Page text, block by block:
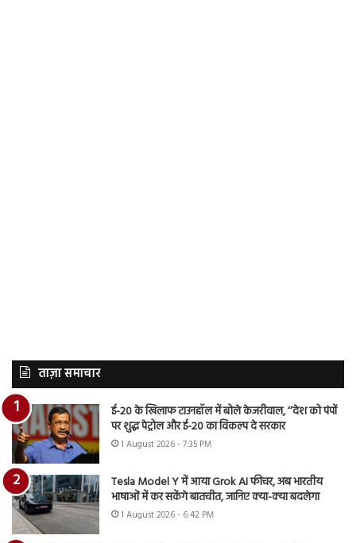
ताज़ा समाचार
ई-20 के खिलाफ टाउनहॉल में बोले केजरीवाल, ‘‘देश को पंपों
पर शुद्ध पेट्रोल और ई-20 का विकल्प दे सरकार
1 August 2026 - 7:35 PM
Tesla Model Y में आया Grok AI फीचर, अब भारतीय
भाषाओं में कर सकेंगे बातचीत, जानिए क्या-क्या बदलेगा
1 August 2026 - 6:42 PM